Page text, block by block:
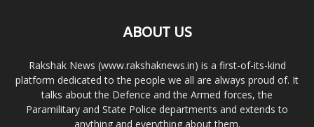
ABOUT US
Rakshak News (www.rakshaknews.in) is a first-of-its-kind
platform dedicated to the people we all are always proud of. It
talks about the Defence and the Armed forces, the
Paramilitary and State Police departments and extends to
anything and everything about them.